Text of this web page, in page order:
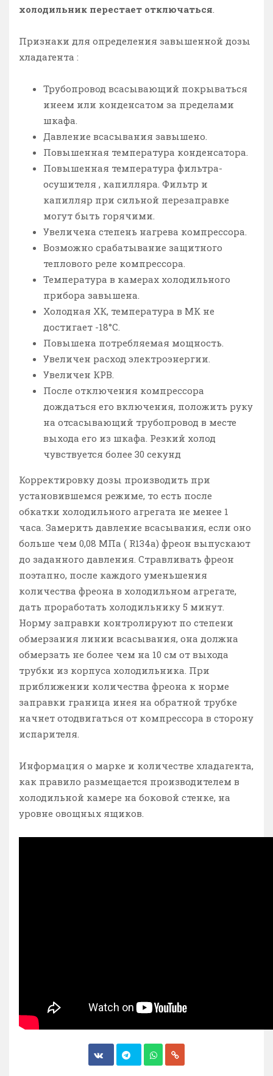
холодильник перестает отключаться
Признаки для определения завышенной дозы
хладагента :
Трубопровод всасывающий покрываться
инеем или конденсатом за пределами
шкафа.
Давление всасывания завышено.
Повышенная температура конденсатора.
Повышенная температура фильтра-
осушителя , капилляра. Фильтр и
капилляр при сильной перезаправке
могут быть горячими.
Увеличена степень нагрева компрессора.
Возможно срабатывание защитного
теплового реле компрессора.
Температура в камерах холодильного
прибора завышена.
Холодная ХК, температура в МК не
достигает -18°С.
Повышена потребляемая мощность.
Увеличен расход электроэнергии.
Увеличен КРВ.
После отключения компрессора
дождаться его включения, положить руку
на отсасывающий трубопровод в месте
выхода его из шкафа. Резкий холод
чувствуется более 30 секунд
Корректировку дозы производить при
установившемся режиме, то есть после
обкатки холодильного агрегата не менее 1
часа. Замерить давление всасывания, если оно
больше чем 0,08 МПа ( R134a) фреон выпускают
до заданного давления. Стравливать фреон
поэтапно, после каждого уменьшения
количества фреона в холодильном агрегате,
дать проработать холодильнику 5 минут.
Норму заправки контролируют по степени
обмерзания линии всасывания, она должна
обмерзать не более чем на 10 см от выхода
трубки из корпуса холодильника. При
приближении количества фреона к норме
заправки граница инея на обратной трубке
начнет отодвигаться от компрессора в сторону
испарителя.
Информация о марке и количестве хладагента,
как правило размещается производителем в
холодильной камере на боковой стенке, на
уровне овощных ящиков.